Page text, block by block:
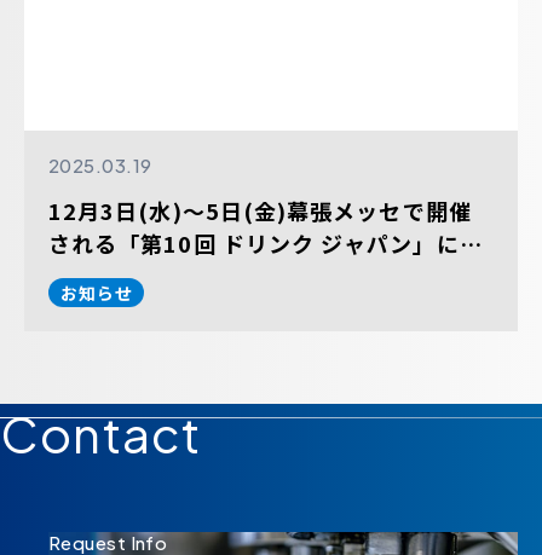
2025.03.19
12月3日(水)～5日(金)幕張メッセで開催
される「第10回 ドリンク ジャパン」に出
展します。
お知らせ
Contact
Request Info